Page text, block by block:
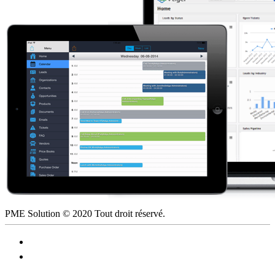
PME Solution © 2020 Tout droit réservé.